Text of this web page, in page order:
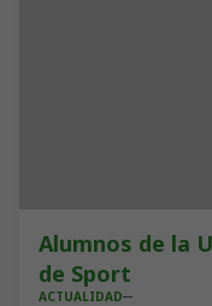
Alumnos de la
de Sport
ACTUALIDAD